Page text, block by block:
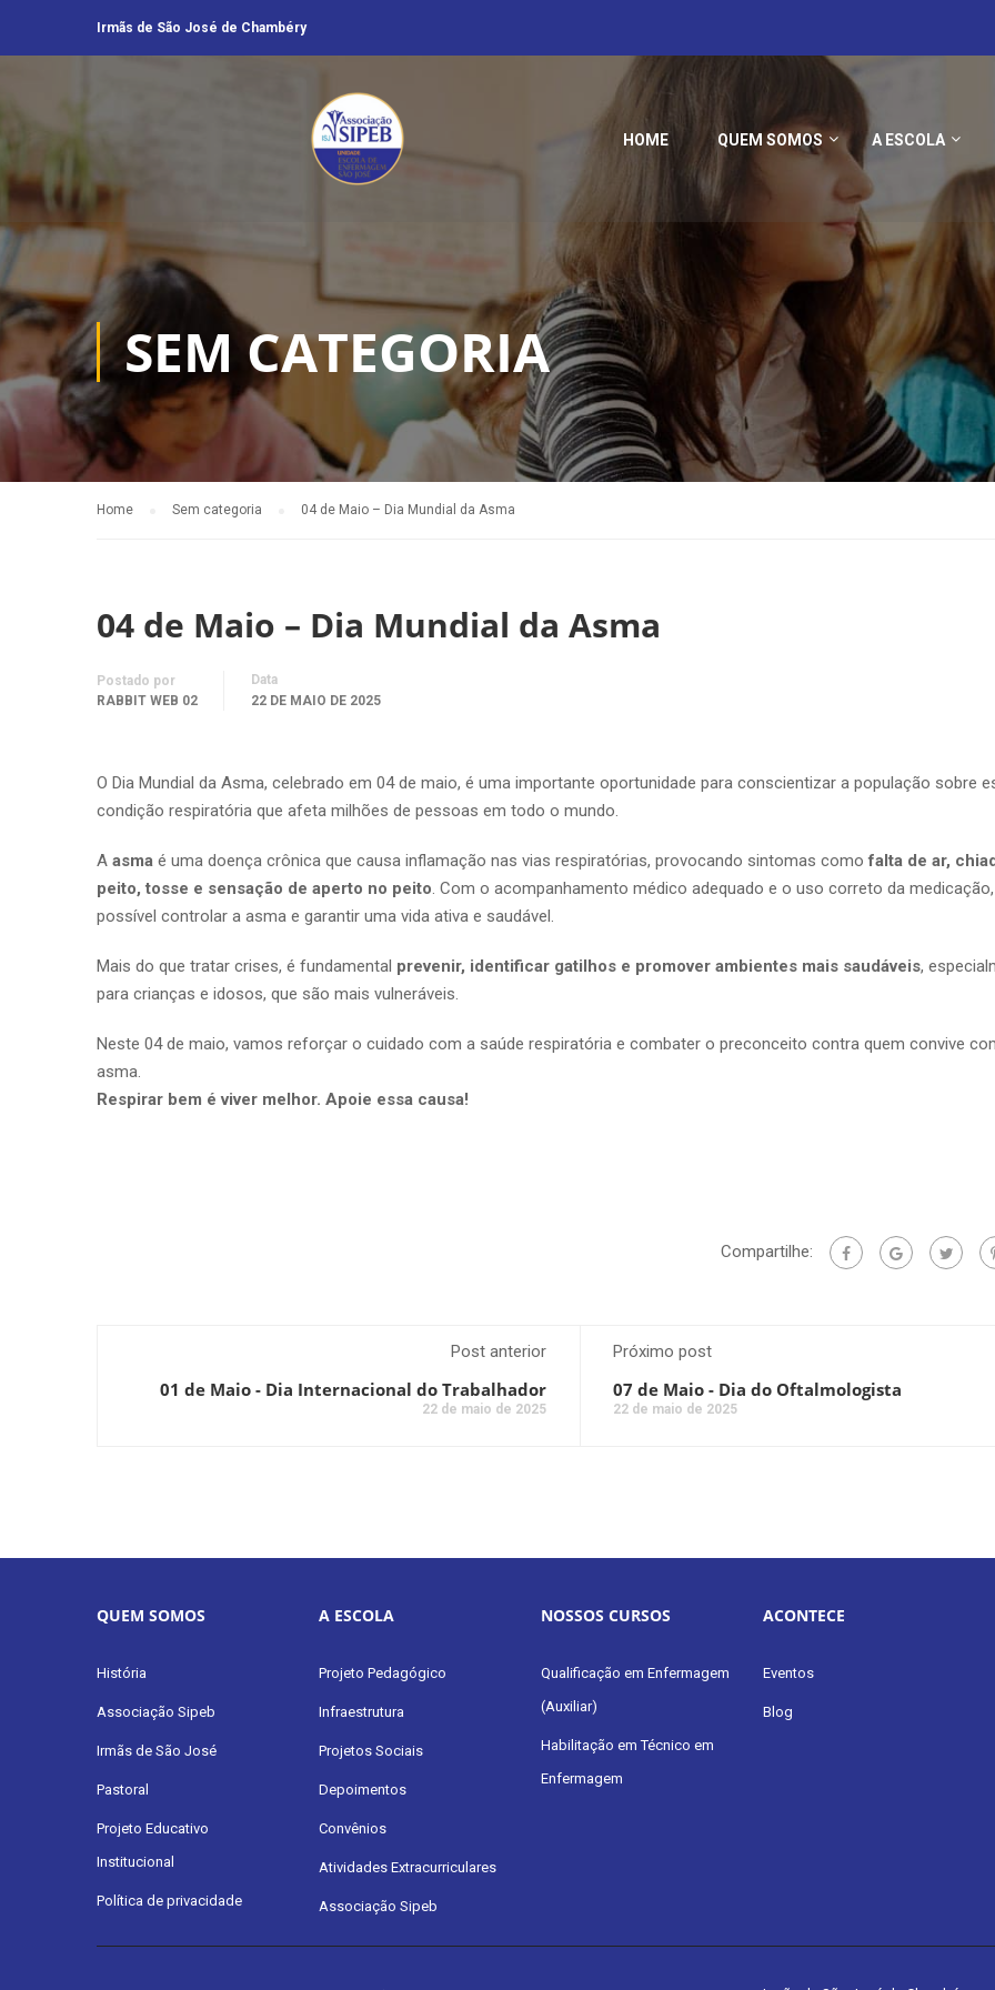
Irmãs de São José de Chambéry
HOME QUEM SOMOS A ESCOLA
SEM CATEGORIA
Home Sem categoria 04 de Maio – Dia Mundial da Asma
04 de Maio – Dia Mundial da Asma
Postado por
RABBIT WEB 02
Data
22 DE MAIO DE 2025
O Dia Mundial da Asma, celebrado em 04 de maio, é uma importante oportunidade para conscientizar a população sobre
condição respiratória que afeta milhões de pessoas em todo o mundo.
A asma é uma doença crônica que causa inflamação nas vias respiratórias, provocando sintomas comofalta de ar,
peito, tosse e sensação de aperto no peito. Com o acompanhamento médico adequado e o uso correto da
possível controlar a asma e garantir uma vida ativa e saudável.
Mais do que tratar crises, é fundamental prevenir, identificar gatilhos e promover ambientes mais saudáveis,
para crianças e idosos, que são mais vulneráveis.
Neste 04 de maio, vamos reforçar o cuidado com a saúde respiratória e combater o preconceito contra quem convive
asma.
Respirar bem é viver melhor. Apoie essa causa!
Compartilhe:
Post anterior
01 de Maio - Dia Internacional do Trabalhador
22 de maio de 2025
Próximo post
07 de Maio - Dia do Oftalmologista
22 de maio de 2025
QUEM SOMOS
História
Associação Sipeb
Irmãs de São José
Pastoral
Projeto Educativo
Institucional
Política de privacidade
A ESCOLA
Projeto Pedagógico
Infraestrutura
Projetos Sociais
Depoimentos
Convênios
Atividades Extracurriculares
Associação Sipeb
NOSSOS CURSOS
Qualificação em Enfermagem
(Auxiliar)
Habilitação em Técnico em
Enfermagem
ACONTECE
Eventos
Blog